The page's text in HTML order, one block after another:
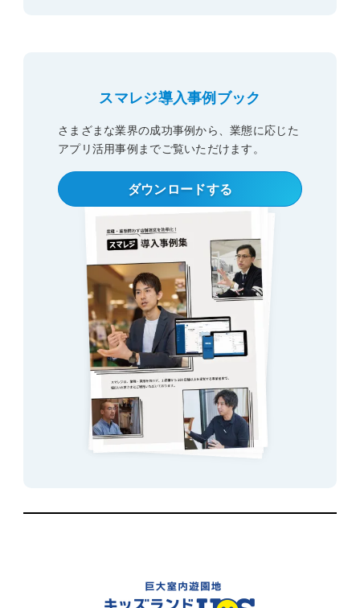
スマレジ導入事例ブック
さまざまな業界の成功事例から、業態に応じた
アプリ活用事例 までご覧いただけます。
ダウンロードする